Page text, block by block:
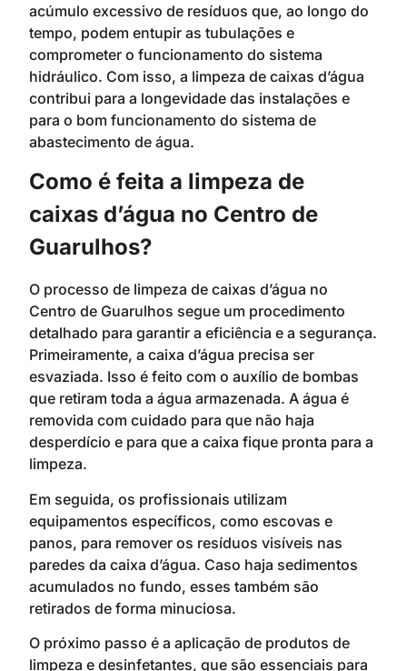
acúmulo excessivo de resíduos que, ao longo do
tempo, podem entupir as tubulações e
comprometer o funcionamento do sistema
hidráulico. Com isso, a limpeza de caixas d’água
contribui para a longevidade das instalações e
para o bom funcionamento do sistema de
abastecimento de água.
Como é feita a limpeza de
caixas d’água no Centro de
Guarulhos?
O processo de limpeza de caixas d’água no
Centro de Guarulhos segue um procedimento
detalhado para garantir a eficiência e a segurança.
Primeiramente, a caixa d’água precisa ser
esvaziada. Isso é feito com o auxílio de bombas
que retiram toda a água armazenada. A água é
removida com cuidado para que não haja
desperdício e para que a caixa fique pronta para a
limpeza.
Em seguida, os profissionais utilizam
equipamentos específicos, como escovas e
panos, para remover os resíduos visíveis nas
paredes da caixa d’água. Caso haja sedimentos
acumulados no fundo, esses também são
retirados de forma minuciosa.
O próximo passo é a aplicação de produtos de
limpeza e desinfetantes, que são essenciais para